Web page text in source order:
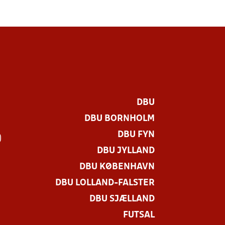
DBU
DBU BORNHOLM
DBU FYN
DBU JYLLAND
DBU KØBENHAVN
DBU LOLLAND-FALSTER
DBU SJÆLLAND
FUTSAL